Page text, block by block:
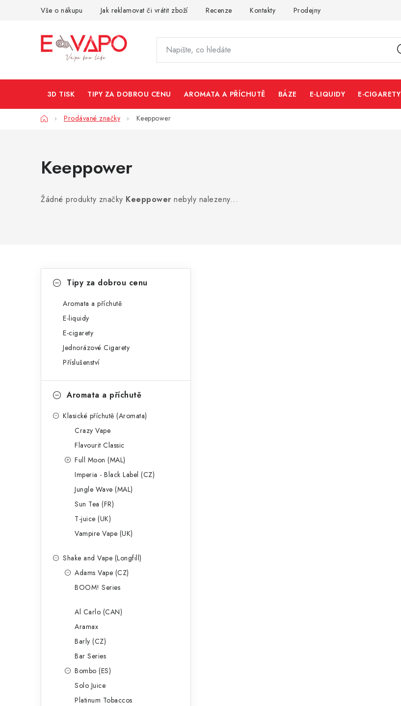
Vše o nákupu Jak reklamovat či vrátit zboží Recenze Kontakty Prodejny
3D TISK TIPY ZA DOBROU CENU AROMATA A PŘÍCHUTĚ BÁZE E-LIQUIDY E-CIGARETY
DomůProdávané značky Keeppower
Keeppower
Žádné produkty značky Keeppower nebyly nalezeny...
kategorieTipy za dobrou cenu
Aromata a příchutě
E-liquidy
E-cigarety
Jednorázové Cigarety
Příslušenství
Aromata a příchutě
Klasické příchutě (Aromata)
Crazy Vape
Flavourit Classic
Full Moon (MAL)
Imperia - Black Label (CZ)
Jungle Wave (MAL)
Sun Tea (FR)
T-juice (UK)
Vampire Vape (UK)
Shake and Vape (Longfill)
Adams Vape (CZ)
BOOM! Series
Al Carlo (CAN)
Aramax
Barly (CZ)
Bar Series
Bombo (ES)
Solo Juice
Platinum Tobaccos